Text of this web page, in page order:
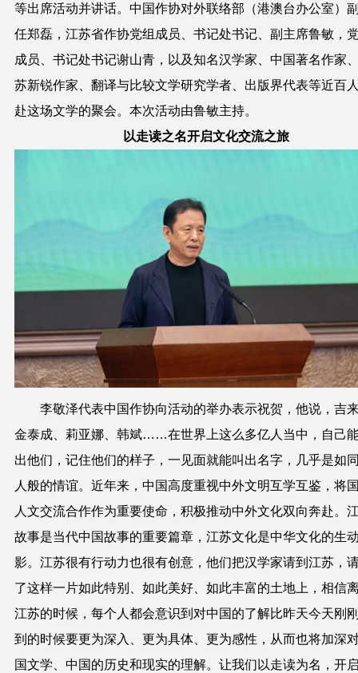
等出席活动并讲话。中国作协对外联络部（港澳台办公室）
任郑磊，江苏省作协党组成员、书记处书记、副主席鲁敏，
成员、书记处书记谢山青，以及知名汉学家、中国著名作家
苏新锐作家、翻译与比较文学研究学者、出版界代表等近百
赴这场文学的聚会。本次活动由鲁敏主持。
以走读之名开启文化交流之旅
李敬泽代表中国作协向活动的举办表示祝贺，他说，吉
金泰成、莉亚娜、韩斌……在世界上这么多亿人当中，自己
出他们，记住他们的样子，一见面就能叫出名字，几乎是如
人般的情谊。近年来，中国高度重视中外文明互学互鉴，将
人文交流合作作为重要使命，积极推动中外文化双向奔赴。
故事是当代中国故事的重要篇章，江苏文化是中华文化的生
影。江苏很有行动力也很有创意，他们把汉学家请到江苏，
了这样一片如此特别、如此美好、如此丰富的土地上，相信
江苏的时候，每个人都会意识到对中国的了解比昨天今天刚
到的时候要更为深入、更为具体、更为感性，从而也将加深
国文学、中国的历史和现实的理解。让我们以走读为名，开